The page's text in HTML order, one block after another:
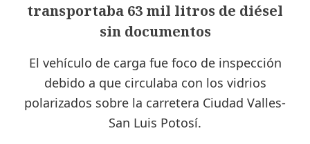
transportaba 63 mil litros de diésel
sin documentos
El vehículo de carga fue foco de inspección
debido a que circulaba con los vidrios
polarizados sobre la carretera Ciudad Valles-
San Luis Potosí.